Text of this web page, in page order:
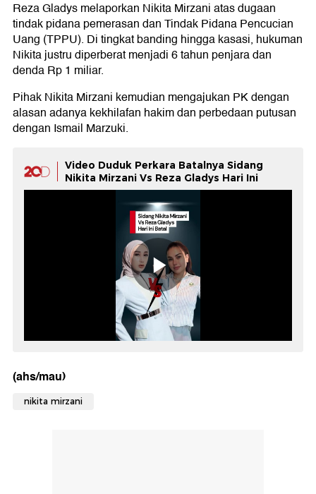
Reza Gladys melaporkan Nikita Mirzani atas dugaan
tindak pidana pemerasan dan Tindak Pidana Pencucian
Uang (TPPU). Di tingkat banding hingga kasasi, hukuman
Nikita justru diperberat menjadi 6 tahun penjara dan
denda Rp 1 miliar.
Pihak Nikita Mirzani kemudian mengajukan PK dengan
alasan adanya kekhilafan hakim dan perbedaan putusan
dengan Ismail Marzuki.
Video Duduk Perkara Batalnya Sidang
Nikita Mirzani Vs Reza Gladys Hari Ini
(ahs/mau)
nikita mirzani